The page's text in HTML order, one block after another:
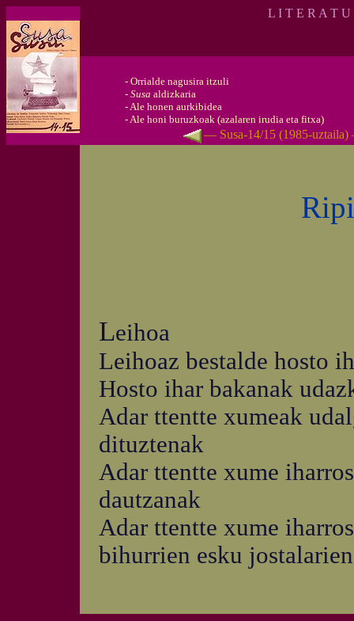
L I T E R A T
- Orrialde nagusira itzuli
- Susa aldizkaria
-Ale honen aurkibidea
-Ale honi buruzkoak (azalaren irudia eta fitxa)
— Susa-14/15 (1985-
Leihoa
Leihoaz bestalde hosto
Hosto ihar bakanak
Adar ttentte xumeak
dituztenak
Adar ttentte xume
dautzanak
Adar ttentte xume
bihurrien esku